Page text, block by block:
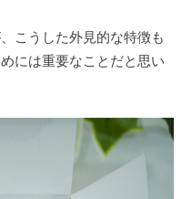
こうした外見的な特徴も
には重要なことだと思い